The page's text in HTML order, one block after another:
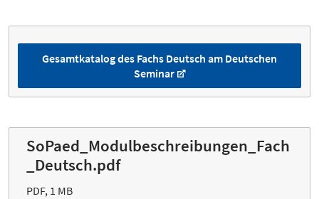
Gesamtkatalog des Fachs Deutsch am Deutschen
Seminar
SoPaed_Modulbeschreibungen_Fach
_Deutsch.pdf
PDF, 1 MB